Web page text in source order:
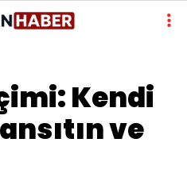
Kendi
ve